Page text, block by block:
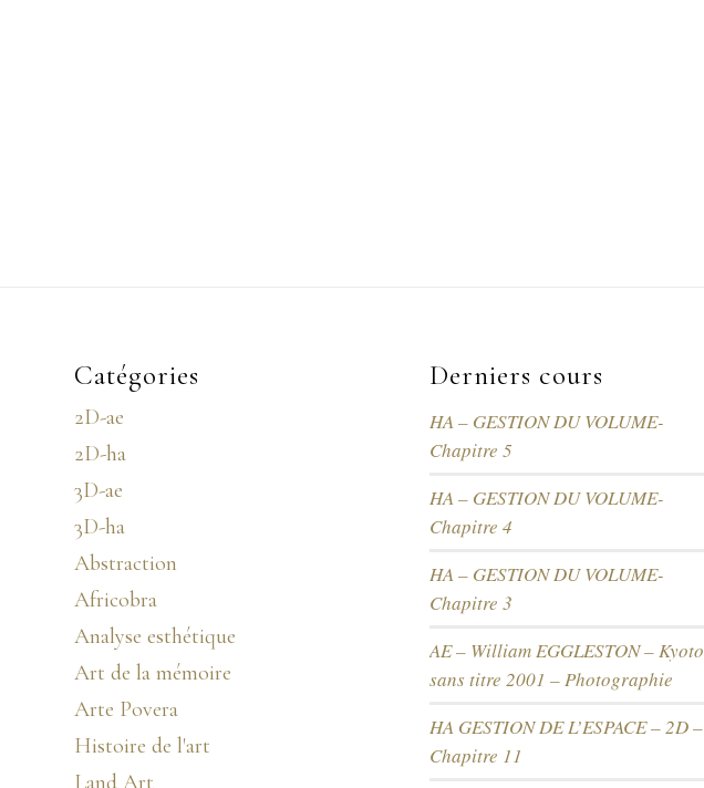
Catégories
2D-ae
2D-ha
3D-ae
3D-ha
Abstraction
Africobra
Analyse esthétique
Art de la mémoire
Arte Povera
Histoire de l'art
Derniers cours
HA – GESTION DU VOLUME-
Chapitre 5
HA – GESTION DU VOLUME-
Chapitre 4
HA – GESTION DU VOLUME-
Chapitre 3
AE – William EGGLESTON – Kyoto
sans titre 2001 – Photographie
HA GESTION DE L’ESPACE – 2D –
Chapitre 11